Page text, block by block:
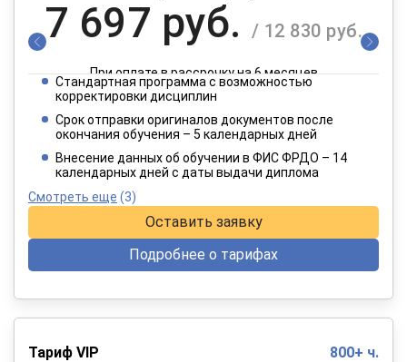
7 697 руб. / 12 830 руб.
При оплате в рассрочку на 6 месяцев
3 849 руб.
При оплате в рассрочку на 12 месяцев
Стандартная программа с возможностью
корректировки дисциплин
Срок отправки оригиналов документов после
окончания обучения – 5 календарных дней
Внесение данных об обучении в ФИС ФРДО – 14
календарных дней с даты выдачи диплома
Смотреть еще (3)
Оставить заявку
Подробнее о тарифах
Тариф VIP 800+ ч.